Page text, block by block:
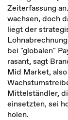
Zeiterfassung
wachsen, doch
liegt der
bei "globalen"
rasant, sagt
Mid Market,
Mittelständler,
einsetzten, sei
holen.